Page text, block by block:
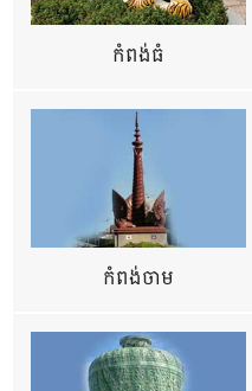
កំពង់ធំ
កំពង់ចាម